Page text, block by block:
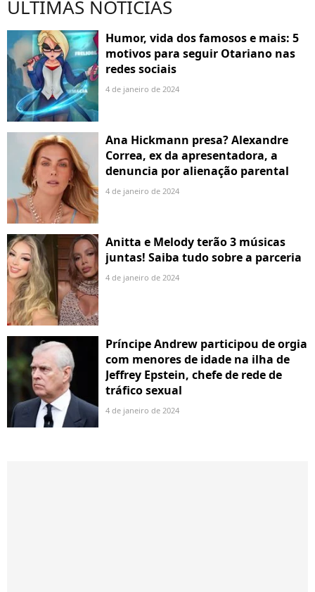
ÚLTIMAS NOTÍCIAS
Humor, vida dos famosos e mais: 5
motivos para seguir Otariano nas
redes sociais
4 de janeiro de 2024
Ana Hickmann presa? Alexandre
Correa, ex da apresentadora, a
denuncia por alienação parental
4 de janeiro de 2024
Anitta e Melody terão 3 músicas
juntas! Saiba tudo sobre a parceria
4 de janeiro de 2024
Príncipe Andrew participou de orgia
com menores de idade na ilha de
Jeffrey Epstein, chefe de rede de
tráfico sexual
4 de janeiro de 2024